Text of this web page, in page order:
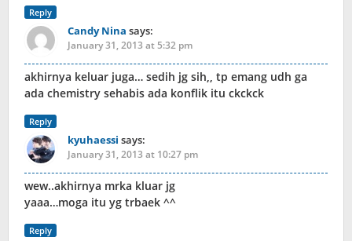
Reply
Candy Nina says:
January 31, 2013 at 5:32 pm
akhirnya keluar juga… sedih jg sih,, tp emang udh ga
ada chemistry sehabis ada konflik itu ckckck
Reply
kyuhaessi says:
January 31, 2013 at 10:27 pm
wew..akhirnya mrka kluar jg
yaaa…moga itu yg trbaek ^^
Reply